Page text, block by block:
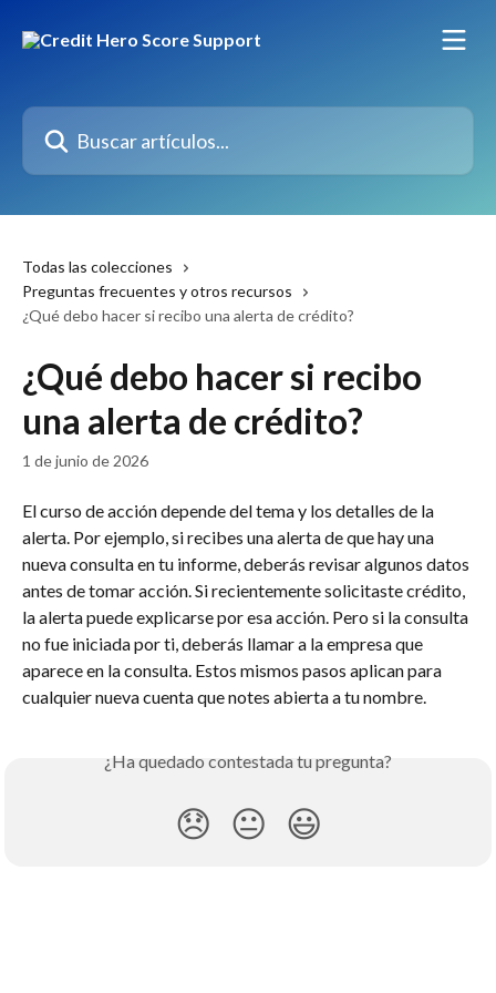
Buscar artículos...
Todas las colecciones
Preguntas frecuentes y otros recursos
¿Qué debo hacer si recibo una alerta de crédito?
¿Qué debo hacer si recibo
una alerta de crédito?
1 de junio de 2026
El curso de acción depende del tema y los detalles de la
alerta. Por ejemplo, si recibes una alerta de que hay una
nueva consulta en tu informe, deberás revisar algunos datos
antes de tomar acción. Si recientemente solicitaste crédito,
la alerta puede explicarse por esa acción. Pero si la consulta
no fue iniciada por ti, deberás llamar a la empresa que
aparece en la consulta. Estos mismos pasos aplican para
cualquier nueva cuenta que notes abierta a tu nombre.
¿Ha quedado contestada tu pregunta?
😞 😐 😃